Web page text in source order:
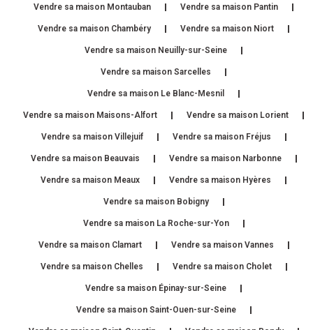
Vendre sa maison Montauban Vendre sa maison Pantin
Vendre sa maison Chambéry Vendre sa maison Niort
Vendre sa maison Neuilly-sur-Seine
Vendre sa maison Sarcelles
Vendre sa maison Le Blanc-Mesnil
Vendre sa maison Maisons-Alfort Vendre sa maison Lorient
Vendre sa maison Villejuif Vendre sa maison Fréjus
Vendre sa maison Beauvais Vendre sa maison Narbonne
Vendre sa maison Meaux Vendre sa maison Hyères
Vendre sa maison Bobigny
Vendre sa maison La Roche-sur-Yon
Vendre sa maison Clamart Vendre sa maison Vannes
Vendre sa maison Chelles Vendre sa maison Cholet
Vendre sa maison Épinay-sur-Seine
Vendre sa maison Saint-Ouen-sur-Seine